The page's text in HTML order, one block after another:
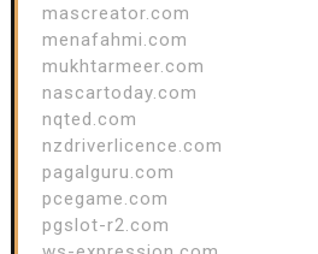
mascreator.com
menafahmi.com
mukhtarmeer.com
nascartoday.com
nqted.com
nzdriverlicence.com
pagalguru.com
pcegame.com
pgslot-r2.com